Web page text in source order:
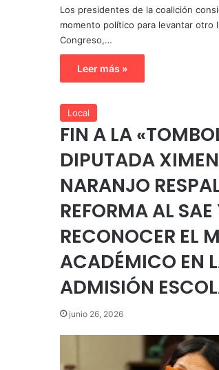
Los presidentes de la coalición
momento político para levantar otro
Congreso,…
Leer más »
Local
FIN A LA
DIPUTADA
NARANJO
REFORMA AL SAE
RECONOCER EL
ACADÉMICO EN
ADMISIÓN
junio 26, 2026